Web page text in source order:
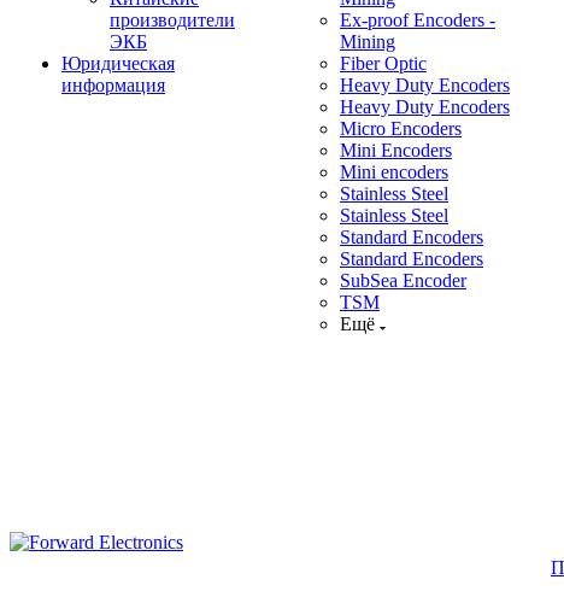
производители
ЭКБ
Юридическая
информация
Ex-proof Encoders -
Mining
Fiber Optic
Heavy Duty Encoders
Heavy Duty Encoders
Micro Encoders
Mini Encoders
Mini encoders
Stainless Steel
Stainless Steel
Standard Encoders
Standard Encoders
SubSea Encoder
TSM
Ещё